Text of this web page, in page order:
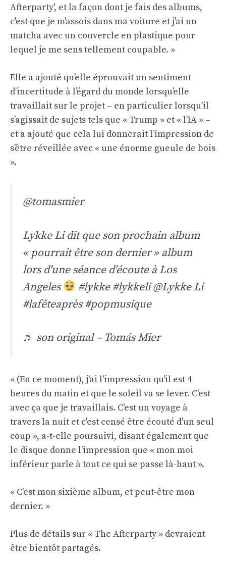
Afterparty', et la façon dont je fais des albums,
c'est que je m'assois dans ma voiture et j'ai un
matcha avec un couvercle en plastique pour
lequel je me sens tellement coupable. »
Elle a ajouté qu’elle éprouvait un sentiment
d’incertitude à l’égard du monde lorsqu’elle
travaillait sur le projet – en particulier lorsqu’il
s’agissait de sujets tels que « Trump » et « l’IA » –
et a ajouté que cela lui donnerait l’impression de
s’être réveillée avec « une énorme gueule de bois
».
@tomasmier
Lykke Li dit que son prochain album
« pourrait être son dernier » album
lors d'une séance d'écoute à Los
Angeles
#lykke #lykkeli@Lykke Li
#lafêteaprès #popmusique
♬ son original – Tomás Mier
« (En ce moment), j'ai l'impression qu'il est 4
heures du matin et que le soleil va se lever. C'est
avec ça que je travaillais. C'est un voyage à
travers la nuit et c'est censé être écouté d'un seul
coup », a-t-elle poursuivi, disant également que
le disque donne l'impression que « mon moi
inférieur parle à tout ce qui se passe là-haut ».
« C'est mon sixième album, et peut-être mon
dernier. »
Plus de détails sur « The Afterparty » devraient
être bientôt partagés.